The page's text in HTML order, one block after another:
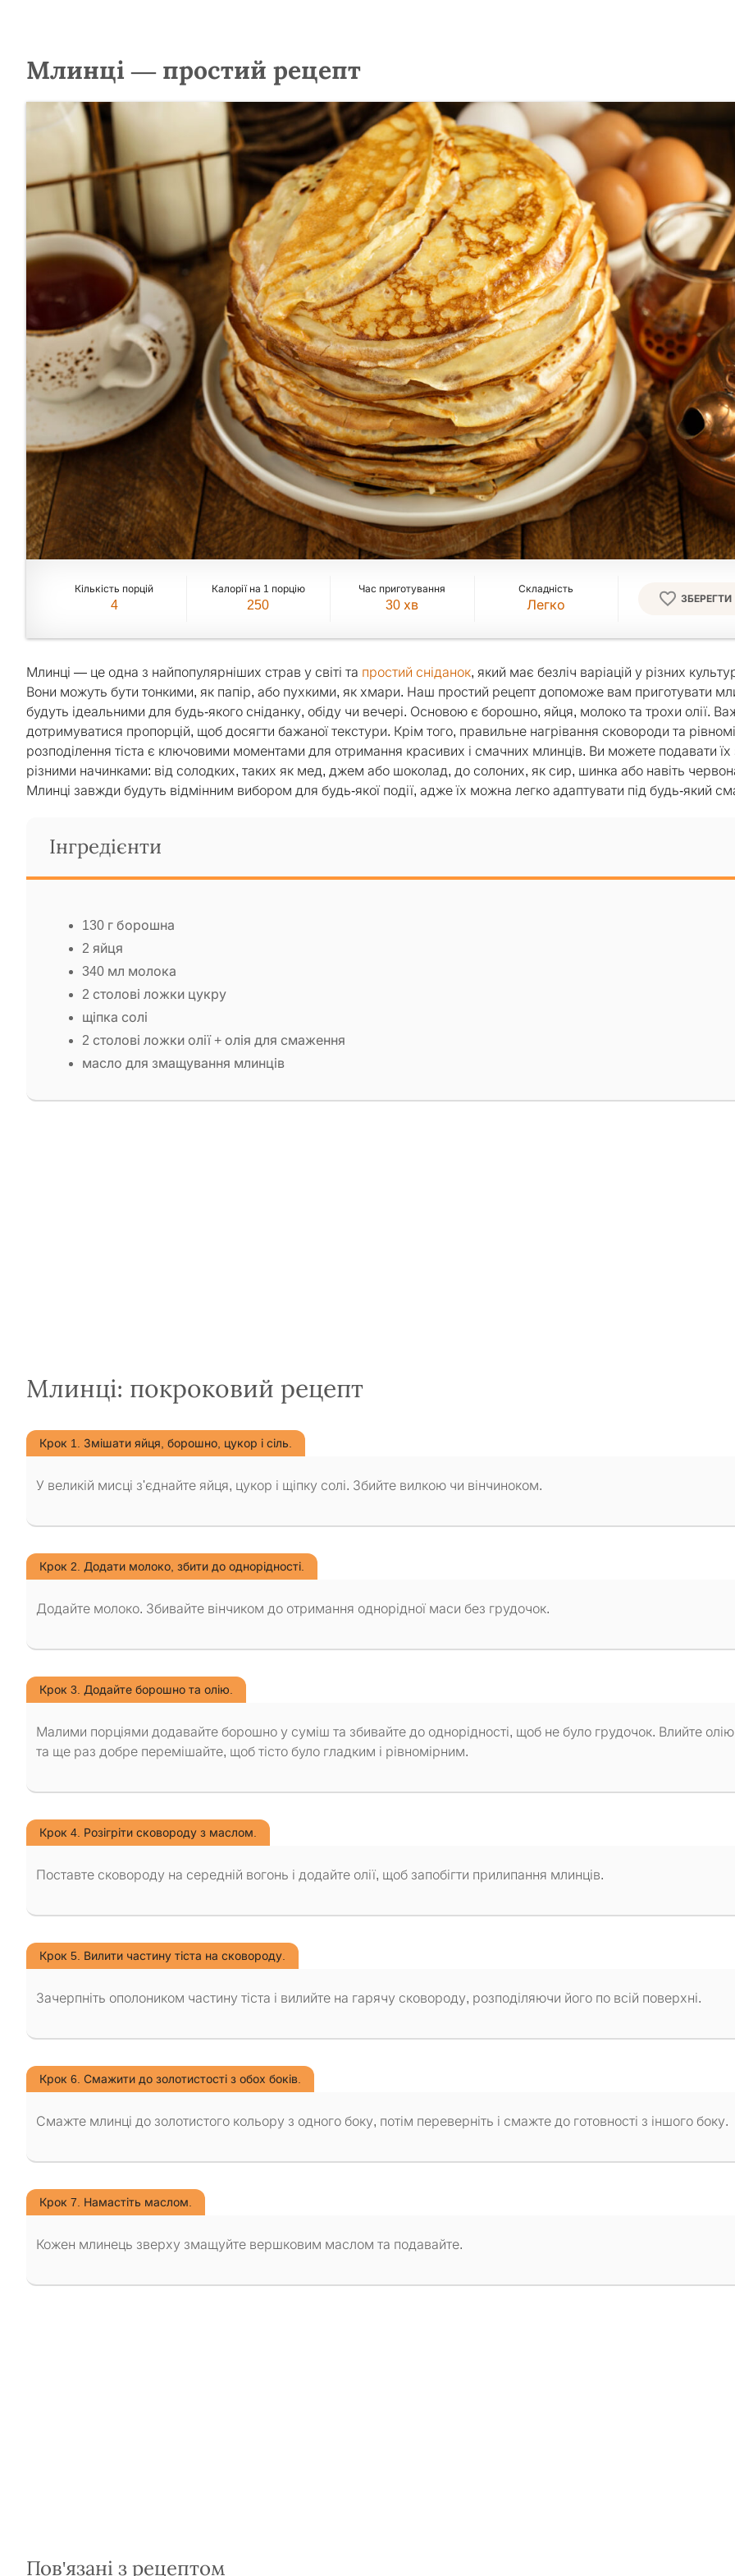
Млинці — простий рецепт
Кількість порцій
4
Калорії на 1 порцію
250
Час приготування
30 хв
Складність
Легко ЗБЕРЕГТИ
Млинці — це одна з найпопулярніших страв у світі та простий сніданок, який має безліч варіацій у різних
Вони можуть бути тонкими, як папір, або пухкими, як хмари. Наш простий рецепт допоможе вам приготувати
будуть ідеальними для будь-якого сніданку, обіду чи вечері. Основою є борошно, яйця, молоко та трохи олії.
дотримуватися пропорцій, щоб досягти бажаної текстури. Крім того, правильне нагрівання сковороди та
розподілення тіста є ключовими моментами для отримання красивих і смачних млинців. Ви можете подавати їх
різними начинками: від солодких, таких як мед, джем або шоколад, до солоних, як сир, шинка або навіть
Млинці завжди будуть відмінним вибором для будь-якої події, адже їх можна легко адаптувати під будь-який
Інгредієнти
130 г борошна
2 яйця
340 мл молока
2 столові ложки цукру
щіпка солі
2 столові ложки олії + олія для смаження
масло для змащування млинців
Млинці: покроковий рецепт
Крок 1. Змішати яйця, борошно, цукор і сіль.
У великій мисці з'єднайте яйця, цукор і щіпку солі. Збийте вилкою чи вінчиноком.
Крок 2. Додати молоко, збити до однорідності.
Додайте молоко. Збивайте вінчиком до отримання однорідної маси без грудочок.
Крок 3. Додайте борошно та олію.
Малими порціями додавайте борошно у суміш та збивайте до однорідності, щоб не було грудочок. Влийте олію
та ще раз добре перемішайте, щоб тісто було гладким і рівномірним.
Крок 4. Розігріти сковороду з маслом.
Поставте сковороду на середній вогонь і додайте олії, щоб запобігти прилипання млинців.
Крок 5. Вилити частину тіста на сковороду.
Зачерпніть ополоником частину тіста і вилийте на гарячу сковороду, розподіляючи його по всій поверхні.
Крок 6. Смажити до золотистості з обох боків.
Смажте млинці до золотистого кольору з одного боку, потім переверніть і смажте до готовності з іншого боку.
Крок 7. Намастіть маслом.
Кожен млинець зверху змащуйте вершковим маслом та подавайте.
Пов'язані з рецептом